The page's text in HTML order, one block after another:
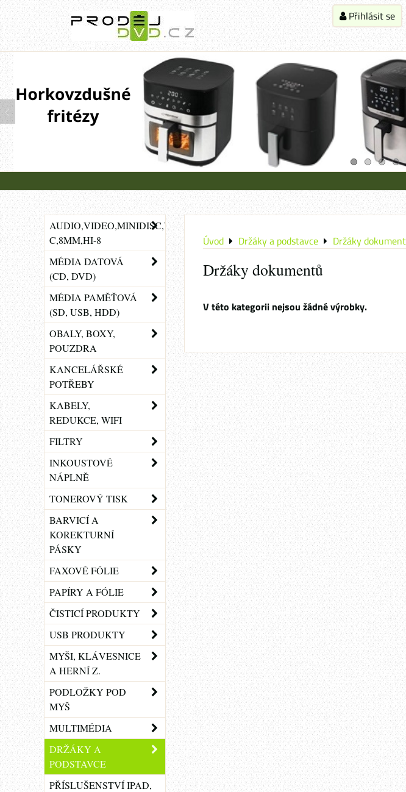
Přihlásit se
Úvod Držáky a podstavce Držáky
Držáky dokumentů
AUDIO,VIDEO,MINIDISC,VHS-
C,8MM,HI-8
MÉDIA DATOVÁ
(CD, DVD)
MÉDIA PAMĚŤOVÁ
(SD, USB, HDD)
OBALY, BOXY,
POUZDRA
KANCELÁŘSKÉ
POTŘEBY
KABELY,
REDUKCE, WIFI
FILTRY
INKOUSTOVÉ
NÁPLNĚ
TONEROVÝ TISK
BARVICÍ A
KOREKTURNÍ
PÁSKY
FAXOVÉ FÓLIE
PAPÍRY A FÓLIE
ČISTICÍ PRODUKTY
USB PRODUKTY
MYŠI, KLÁVESNICE
A HERNÍ Z.
PODLOŽKY POD
MYŠ
MULTIMÉDIA
DRŽÁKY A
PODSTAVCE
PŘÍSLUŠENSTVÍ IPAD,